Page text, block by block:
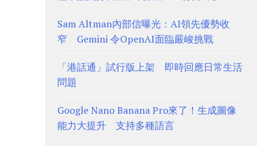
Sam Altman內部信曝光：AI領先優勢收
窄 Gemini 令OpenAI面臨嚴峻挑戰
「港話通」試行版上架 即時回應日常生活
問題
Google Nano Banana Pro來了！生成圖像
能力大提升 支持多種語言